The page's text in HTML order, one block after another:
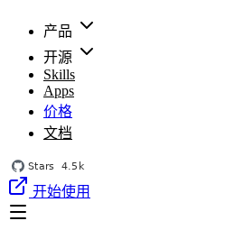
产品
开源
Skills
Apps
价格
文档
开始使用